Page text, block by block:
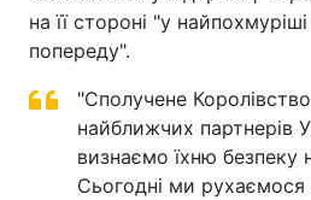
на її стороні "у
попереду".
"Сполучене
найближчих партнерів
визнаємо їхню
Сьогодні ми